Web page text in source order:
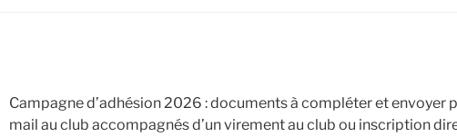
Campagne d’adhésion 2026 : documents à compléter et envoyer
mail au club accompagnés d’un virement au club ou inscription